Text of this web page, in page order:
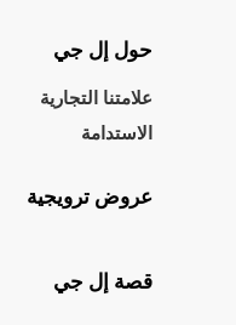
حول إل جي
علامتنا التجارية
الاستدامة
عروض ترويجية
قصة إل جي